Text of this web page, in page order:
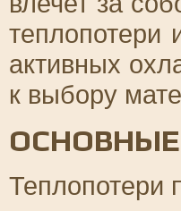
теплопотери
активных
к выбору
Теплопотери